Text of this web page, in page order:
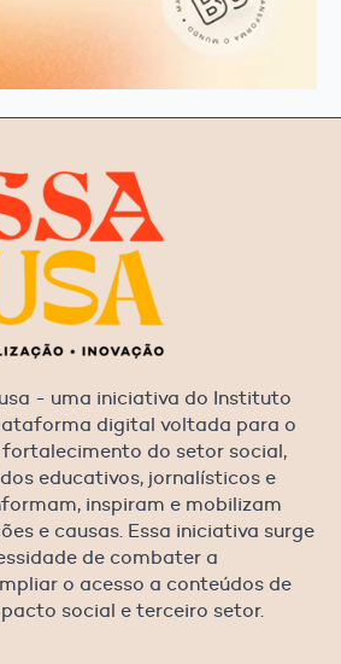
- uma iniciativa do Instituto
digital voltada para o
do setor social,
educativos, jornalísticos e
inspiram e mobilizam
e causas. Essa iniciativa surge
de combater a
o acesso a conteúdos de
social e terceiro setor.